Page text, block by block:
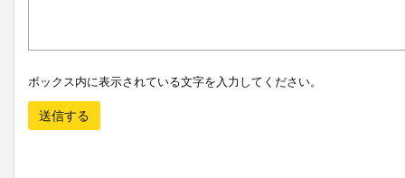
ボックス内に表示されている文字を入力してください。
送信する